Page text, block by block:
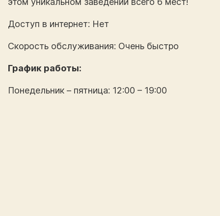
Доступ в интернет: Нет
Скорость обслуживания: Очень быстро
График работы:
Понедельник – пятница: 12:00 – 19:00